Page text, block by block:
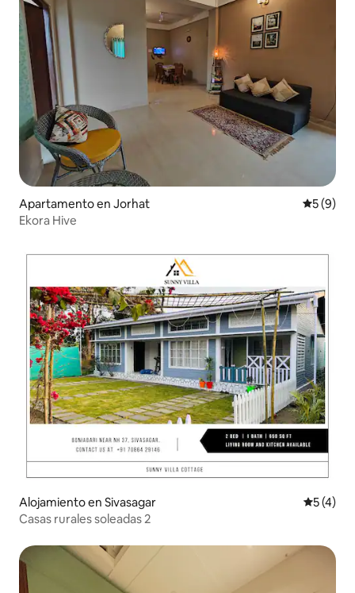
Apartamento en Jorhat
5 (9)
Ekora Hive
Alojamiento en Sivasagar
5 (4)
Casas rurales soleadas 2